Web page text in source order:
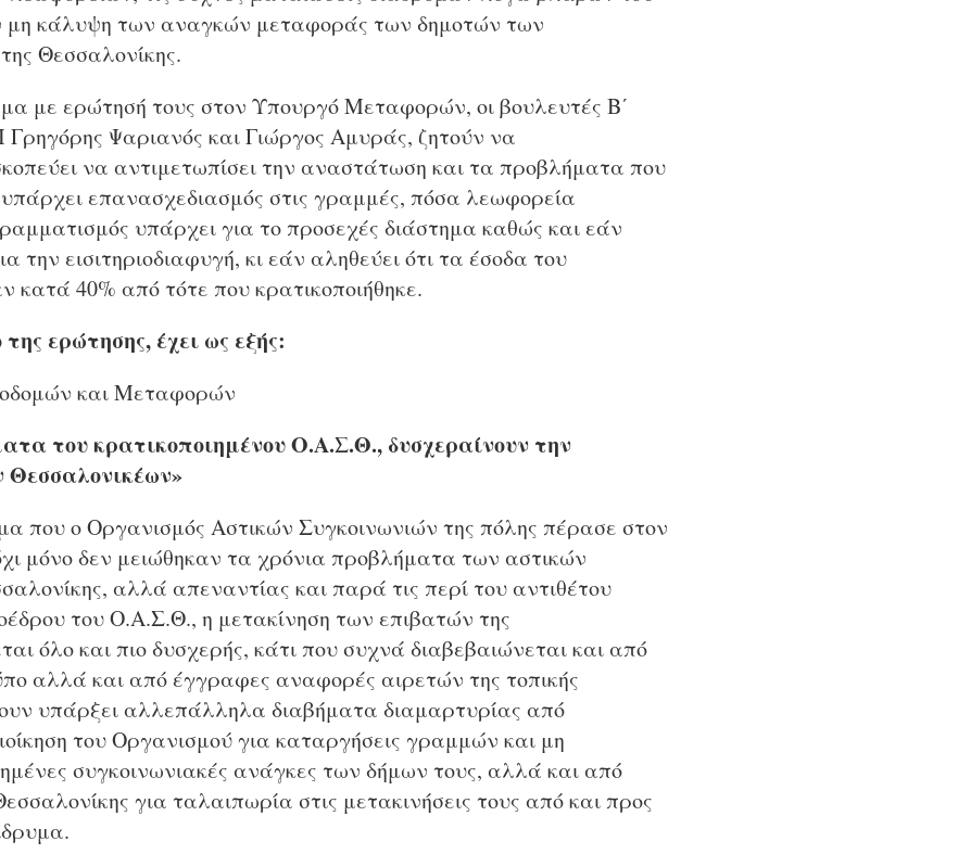
μη κάλυψη των αναγκών μεταφοράς των δημοτών των
Θεσσαλονίκης.
με ερώτησή τους στον Υπουργό Μεταφορών, οι βουλευτές Β΄
Ψαριανός και Γιώργος Αμυράς, ζητούν να
να αντιμετωπίσει την αναστάτωση και τα προβλήματα που
επανασχεδιασμός στις γραμμές, πόσα λεωφορεία
υπάρχει για το προσεχές διάστημα καθώς και εάν
την εισιτηριοδιαφυγή, κι εάν αληθεύει ότι τα έσοδα του
κατά 40% από τότε που κρατικοποιήθηκε.
ερώτησης, έχει ως εξής:
και Μεταφορών
του κρατικοποιημένου Ο.Α.Σ.Θ., δυσχεραίνουν την
που ο Οργανισμός Αστικών Συγκοινωνιών της πόλης πέρασε στον
μόνο δεν μειώθηκαν τα χρόνια προβλήματα των αστικών
αλλά απεναντίας και παρά τις περί του αντιθέτου
του Ο.Α.Σ.Θ., η μετακίνηση των επιβατών της
όλο και πιο δυσχερής, κάτι που συχνά διαβεβαιώνεται και από
αλλά και από έγγραφες αναφορές αιρετών της τοπικής
υπάρξει αλλεπάλληλα διαβήματα διαμαρτυρίας από
του Οργανισμού για καταργήσεις γραμμών και μη
συγκοινωνιακές ανάγκες των δήμων τους, αλλά και από
για ταλαιπωρία στις μετακινήσεις τους από και προς